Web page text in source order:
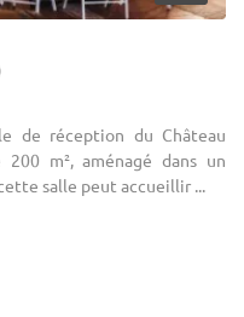
de réception du Château
m², aménagé dans un
salle peut accueillir ...